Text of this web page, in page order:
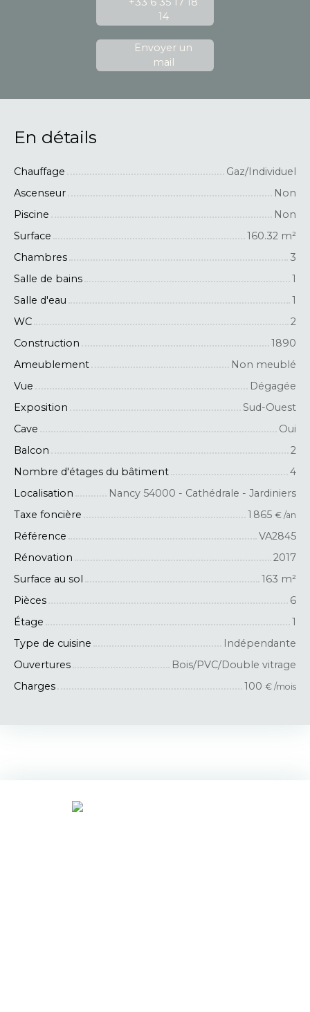
14
Envoyer un
mail
En détails
Chauffage
Gaz/Individuel
Ascenseur
Non
Piscine
Non
Surface
160.32 m²
Chambres
3
Salle de bains
1
Salle d'eau
1
WC
2
Construction
1890
Ameublement
Non meublé
Vue
Dégagée
Exposition
Sud-Ouest
Cave
Oui
Balcon
2
Nombre d'étages du bâtiment
4
Localisation
Nancy 54000 - Cathédrale - Jardiniers
Taxe foncière
1 865 € /an
Référence
VA2845
Rénovation
2017
Surface au sol
163 m²
Pièces
6
Étage
1
Type de cuisine
Indépendante
Ouvertures
Bois/PVC/Double vitrage
Charges
100 € /mois